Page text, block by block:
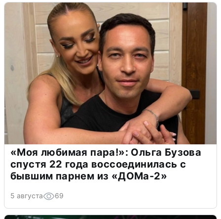
«Моя любимая пара!»: Ольга Бузова
спустя 22 года воссоединилась с
бывшим парнем из «ДОМа-2»
5 августа 69